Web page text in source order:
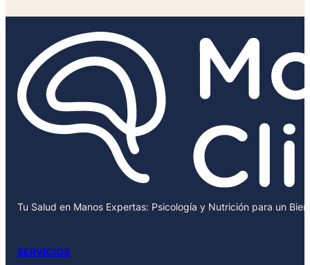
Tu Salud en Manos Expertas: Psicología y Nutrición para un
SERVICIOS